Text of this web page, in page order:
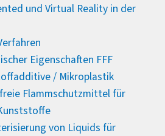
und Virtual Reality in der
Eigenschaften FFF
/ Mikroplastik
Flammschutzmittel für
von Liquids für